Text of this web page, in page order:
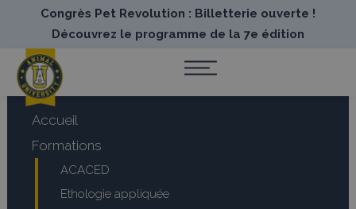
Congrès Pet Revolution : Billetterie ouverte !
Découvrez le programme de la 7e édition
Accueil
Formations
ACACED
Ethologie appliquée